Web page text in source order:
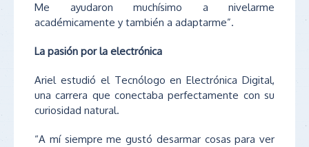
Me ayudaron muchísimo a nivelarme
académicamente y también a adaptarme”.
La pasión por la electrónica
Ariel estudió el Tecnólogo en Electrónica Digital,
una carrera que conectaba perfectamente con su
curiosidad natural.
“A mí siempre me gustó desarmar cosas para ver